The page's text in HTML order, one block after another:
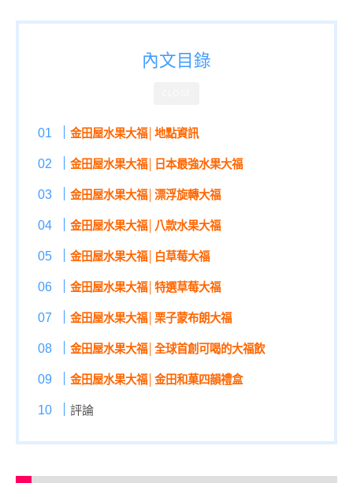
內文目錄
金田屋水果大福│地點資訊
金田屋水果大福│日本最強水果大福
金田屋水果大福│漂浮旋轉大福
金田屋水果大福│八款水果大福
金田屋水果大福│白草莓大福
金田屋水果大福│特選草莓大福
金田屋水果大福│栗子蒙布朗大福
金田屋水果大福│全球首創可喝的大福飲
金田屋水果大福│金田和菓四韻禮盒
評論